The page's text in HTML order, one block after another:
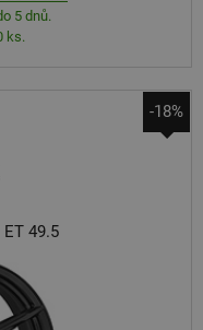
5 dnů.
ks.
-18%
ET 49.5